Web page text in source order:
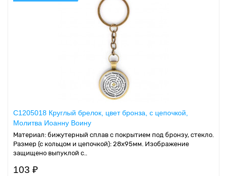
C1205018 Круглый брелок, цвет бронза, с цепочкой,
Молитва Иоанну Воину
Материал: бижутерный сплав с покрытием под бронзу, стекло.
Размер (с кольцом и цепочкой): 28х95мм. Изображение
защищено выпуклой с..
103 ₽